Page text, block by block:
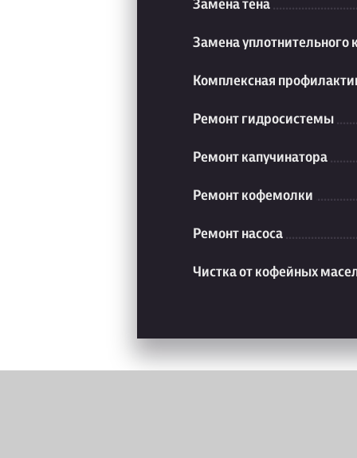
Замена тена
Замена уплотнительного
Комплексная
Ремонт гидросистемы
Ремонт капучинатора
Ремонт кофемолки
Ремонт насоса
Чистка от кофейных